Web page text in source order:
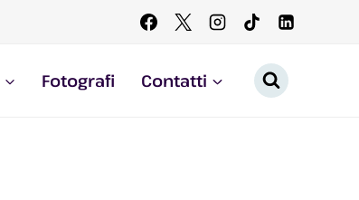
Fotografi Contatti